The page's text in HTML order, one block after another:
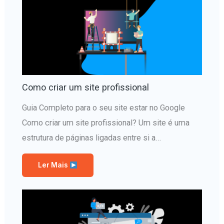
Como criar um site profissional
Guia Completo para o seu site estar no Google
Como criar um site profissional? Um site é uma
estrutura de páginas ligadas entre si a…
Ler Mais